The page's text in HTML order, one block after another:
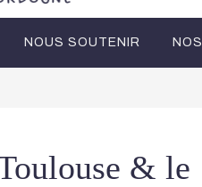
NOUS SOUTENIR
& le